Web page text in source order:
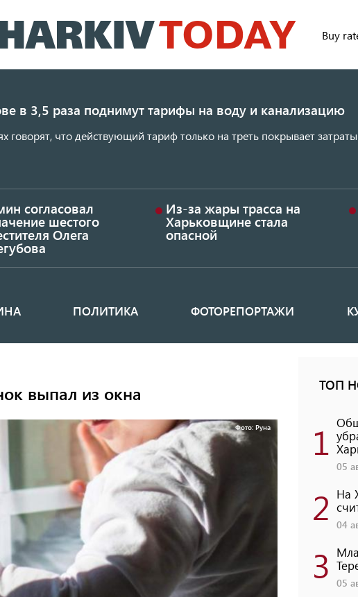
к
основному
Buy
в 3,5 раза поднимут тарифы на воду и канализацию
говорят, что действующий тариф только на треть покрывает
согласовал
шестого
Олега
Из-за жары трасса на
Харьковщине стала
опасной
ПОЛИТИКА ФОТОРЕПОРТАЖИ
выпал из окна
Фото: Руна
ТОП
1
05
2 На
04
3 05